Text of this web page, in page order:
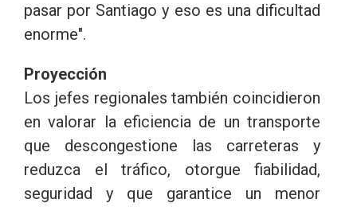
pasar por Santiago y eso es una dificultad
enorme".
Proyección
Los jefes regionales también coincidieron
en valorar la eficiencia de un transporte
que descongestione las carreteras y
reduzca el tráfico, otorgue fiabilidad,
seguridad y que garantice un menor